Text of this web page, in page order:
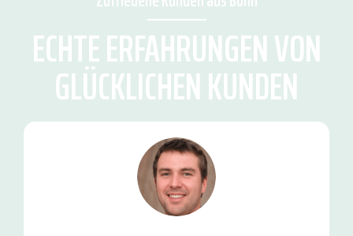
ECHTE ERFAHRUNGEN VON
GLÜCKLICHEN KUNDEN